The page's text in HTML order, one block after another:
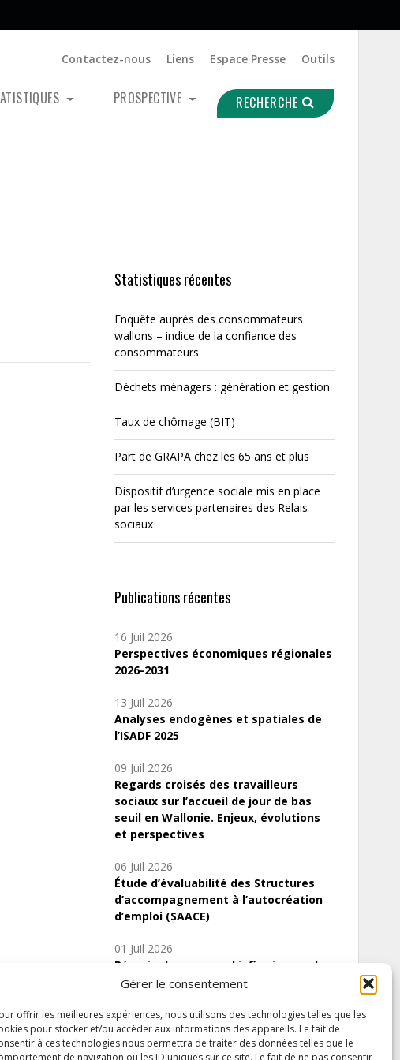
Gérer le consentement
offrir les meilleures expériences, nous utilisons des technologies telles que les
pour stocker et/ou accéder aux informations des appareils. Le fait de
à ces technologies nous permettra de traiter des données telles que le
de navigation ou les ID uniques sur ce site. Le fait de ne pas consentir
Contactez-nous Liens Espace Presse Outils
PROSPECTIVE RECHERCHE
Statistiques récentes
Enquête auprès des consommateurs
wallons – indice de la confiance des
consommateurs
Déchets ménagers : génération et gestion
Taux de chômage (BIT)
Part de GRAPA chez les 65 ans et plus
Dispositif d’urgence sociale mis en place
par les services partenaires des Relais
sociaux
Publications récentes
16 Juil 2026
Perspectives économiques régionales
2026-2031
13 Juil 2026
Analyses endogènes et spatiales de
l’ISADF 2025
09 Juil 2026
Regards croisés des travailleurs
sociaux sur l’accueil de jour de bas
seuil en Wallonie. Enjeux, évolutions
et perspectives
06 Juil 2026
Étude d’évaluabilité des Structures
d’accompagnement à l’autocréation
d’emploi (SAACE)
01 Juil 2026
Pénurie du personnel infirmier :quels
indicateurs d’offre de soins pour